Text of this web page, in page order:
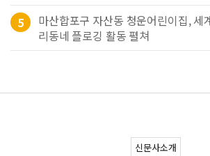
5
마산합포구 자산동 청운어린이집, 세
리동네 플로깅 활동 펼쳐
신문사소개